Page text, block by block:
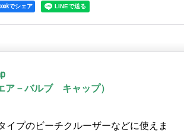
でシェア
ア－バルブ キャップ）
イプのビーチクルーザーなどに使えま